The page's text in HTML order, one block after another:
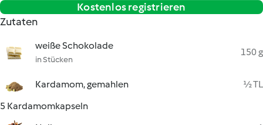
Kostenlos registrieren
Zutaten
weiße Schokolade
in Stücken
150 g
Kardamom, gemahlen
½ TL
5 Kardamomkapseln